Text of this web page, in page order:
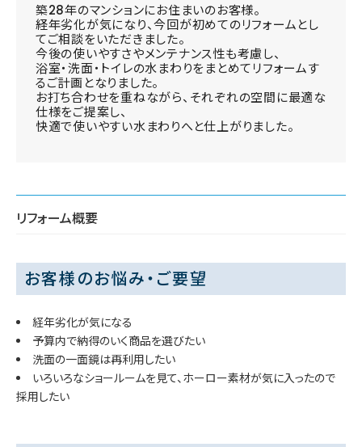
築28年のマンションにお住まいのお客様。
経年劣化が気になり、今回が初めてのリフォームとし
てご相談をいただきました。
今後の使いやすさやメンテナンス性も考慮し、
浴室・洗面・トイレの水まわりをまとめてリフォームす
るご計画となりました。
お打ち合わせを重ねながら、それぞれの空間に最適な
仕様をご提案し、
快適で使いやすい水まわりへと仕上がりました。
リフォーム概要
お客様のお悩み・ご要望
経年劣化が気になる
予算内で納得のいく商品を選びたい
洗面の一面鏡は再利用したい
いろいろなショールームを見て、ホーロー素材が気に入ったので
採用したい